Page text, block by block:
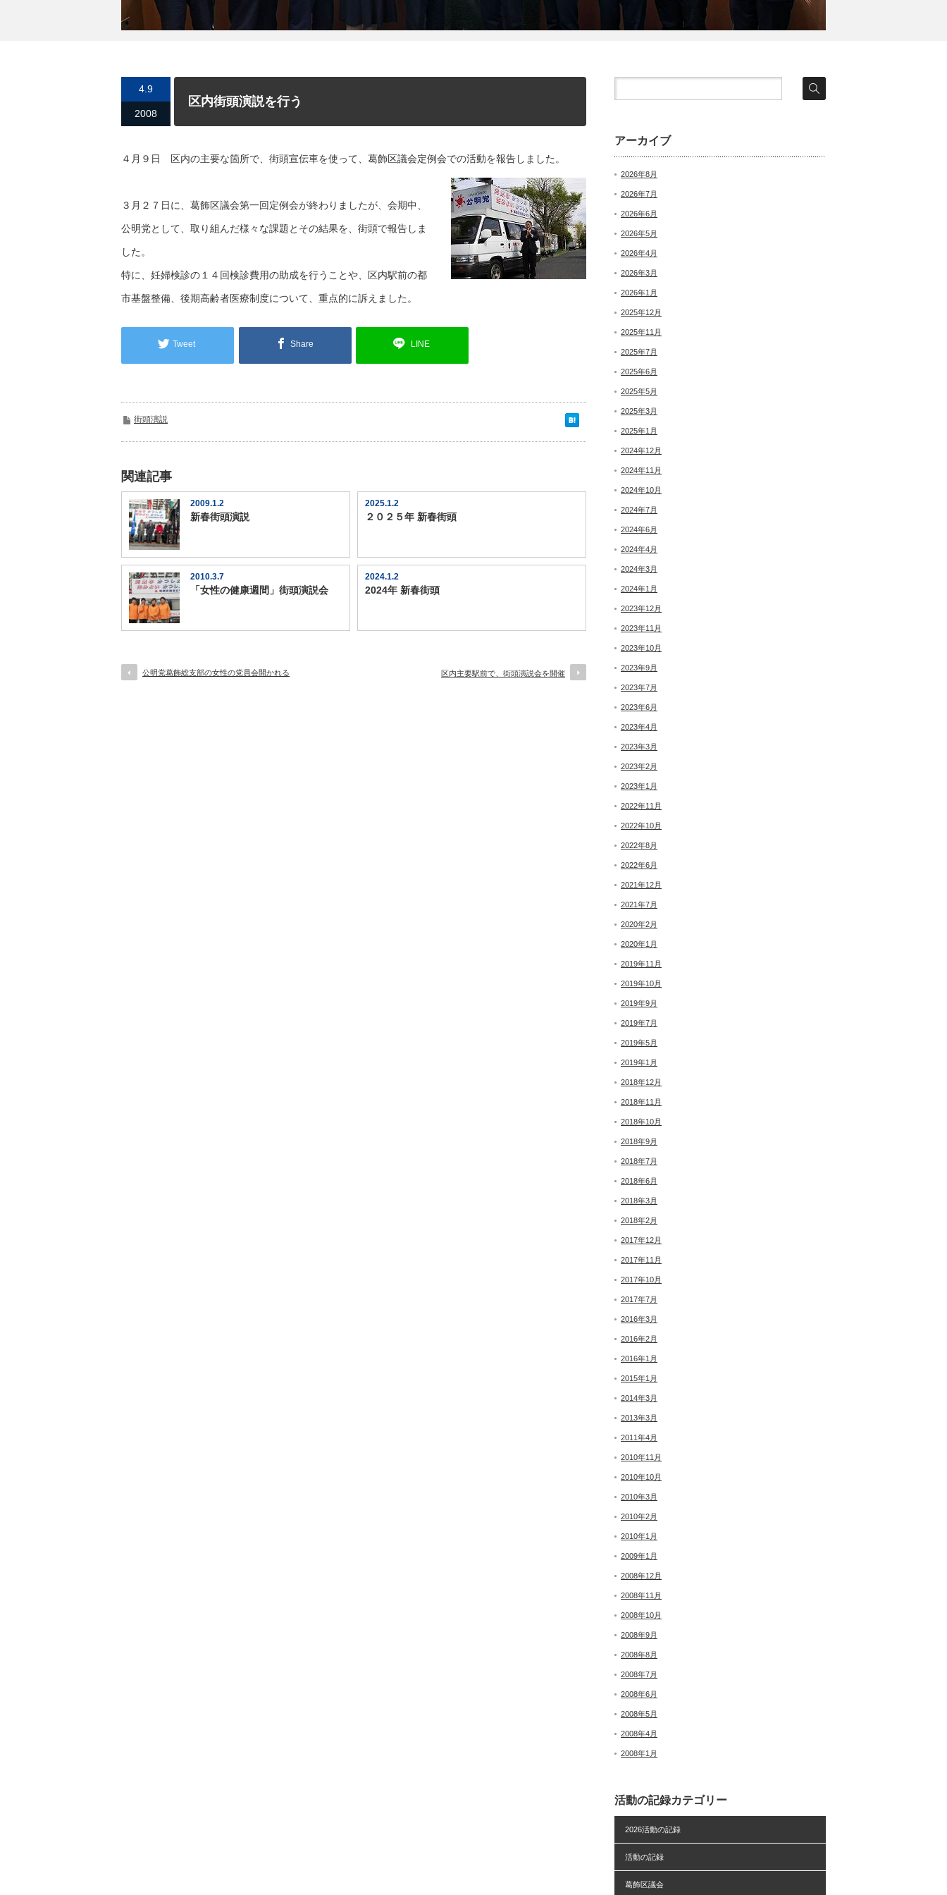
4.9
2008
区内街頭演説を行う
４月９日 区内の主要な箇所で、街頭宣伝車を使って、葛飾区議会定例会での活動を報告しました。
３月２７日に、葛飾区議会第一回定例会が終わりましたが、会期中、
公明党として、取り組んだ様々な課題とその結果を、街頭で報告しま
した。
特に、妊婦検診の１４回検診費用の助成を行うことや、区内駅前の都
市基盤整備、後期高齢者医療制度について、重点的に訴えました。
Tweet Share LINE
街頭演説
関連記事
2009.1.2
新春街頭演説
2025.1.2
２０２５年 新春街頭
2010.3.7
「女性の健康週間」街頭演説会
2024.1.2
2024年 新春街頭
公明党葛飾総支部の女性の党員会開かれる 区内主要駅前で、街頭演説会を開催
アーカイブ
2026年8月
2026年7月
2026年6月
2026年5月
2026年4月
2026年3月
2026年1月
2025年12月
2025年11月
2025年7月
2025年6月
2025年5月
2025年3月
2025年1月
2024年12月
2024年11月
2024年10月
2024年7月
2024年6月
2024年4月
2024年3月
2024年1月
2023年12月
2023年11月
2023年10月
2023年9月
2023年7月
2023年6月
2023年4月
2023年3月
2023年2月
2023年1月
2022年11月
2022年10月
2022年8月
2022年6月
2021年12月
2021年7月
2020年2月
2020年1月
2019年11月
2019年10月
2019年9月
2019年7月
2019年5月
2019年1月
2018年12月
2018年11月
2018年10月
2018年9月
2018年7月
2018年6月
2018年3月
2018年2月
2017年12月
2017年11月
2017年10月
2017年7月
2016年3月
2016年2月
2016年1月
2015年1月
2014年3月
2013年3月
2011年4月
2010年11月
2010年10月
2010年3月
2010年2月
2010年1月
2009年1月
2008年12月
2008年11月
2008年10月
2008年9月
2008年8月
2008年7月
2008年6月
2008年5月
2008年4月
2008年1月
活動の記録カテゴリー
2026活動の記録
活動の記録
葛飾区議会